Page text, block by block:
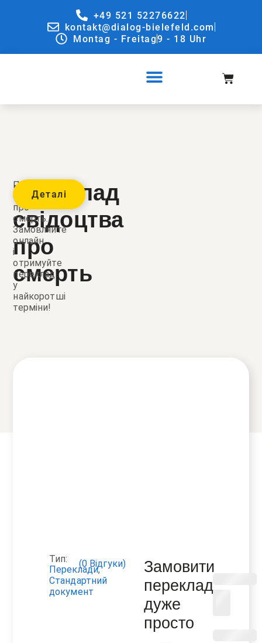
+49 521 52276622
kontakt@dialog-bielefeld.com
Montag - Freitag9 - 18 Uhr
Переклад
свідоцтва
про
смерть
Переклад
свідоцтва
про
смерть.
Замовляйте
онлайн
і
отримуйте
переклад
у
найкоротші
терміни!
Деталі
Тип:
Переклади,
Стандартний
документ
(0Відгуки)
Замовити
переклад
дуже
просто